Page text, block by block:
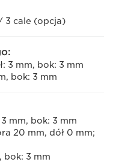
3 cale (opcja)
3 mm, bok: 3 mm
bok: 3 mm
mm, bok: 3 mm
20 mm, dół 0 mm;
bok: 3 mm